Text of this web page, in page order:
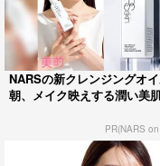
NARSの新クレンジングオ
朝、メイク映えする潤い美
PR(NARS